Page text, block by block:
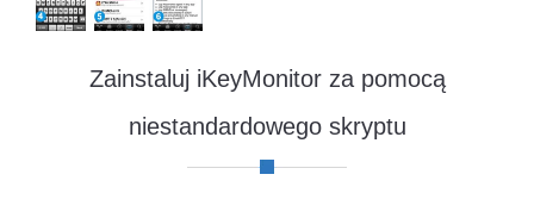
Zainstaluj iKeyMonitor za pomocą
niestandardowego skryptu